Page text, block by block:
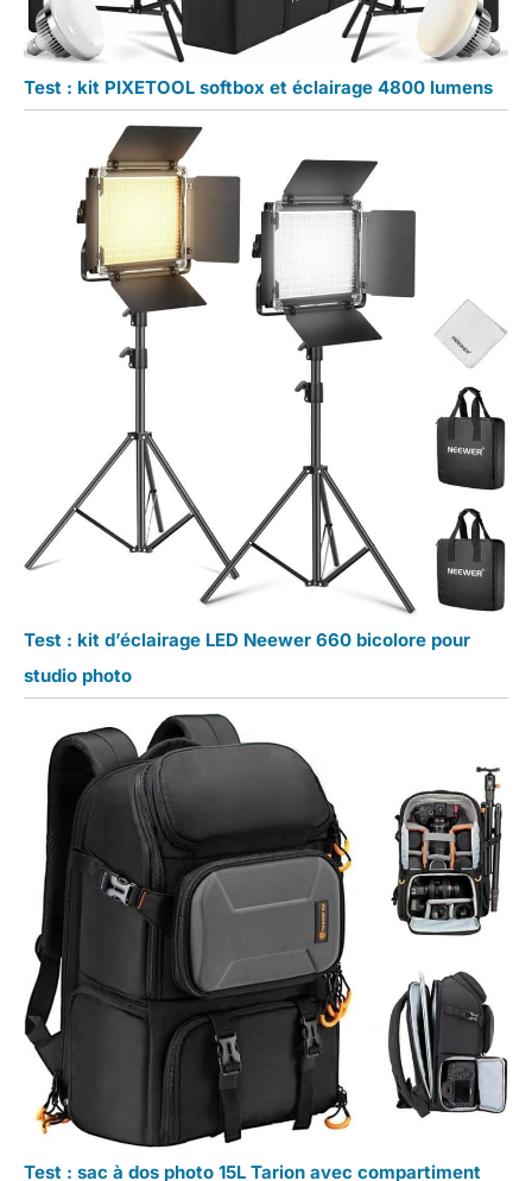
Test : kit PIXETOOL softbox et éclairage 4800 lumens
Test : kit d’éclairage LED Neewer 660 bicolore pour
studio photo
Test : sac à dos photo 15L Tarion avec compartiment